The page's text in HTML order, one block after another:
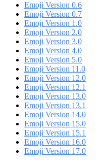
Emoji Version 0.6
Emoji Version 0.7
Emoji Version 1.0
Emoji Version 2.0
Emoji Version 3.0
Emoji Version 4.0
Emoji Version 5.0
Emoji Version 11.0
Emoji Version 12.0
Emoji Version 12.1
Emoji Version 13.0
Emoji Version 13.1
Emoji Version 14.0
Emoji Version 15.0
Emoji Version 15.1
Emoji Version 16.0
Emoji Version 17.0